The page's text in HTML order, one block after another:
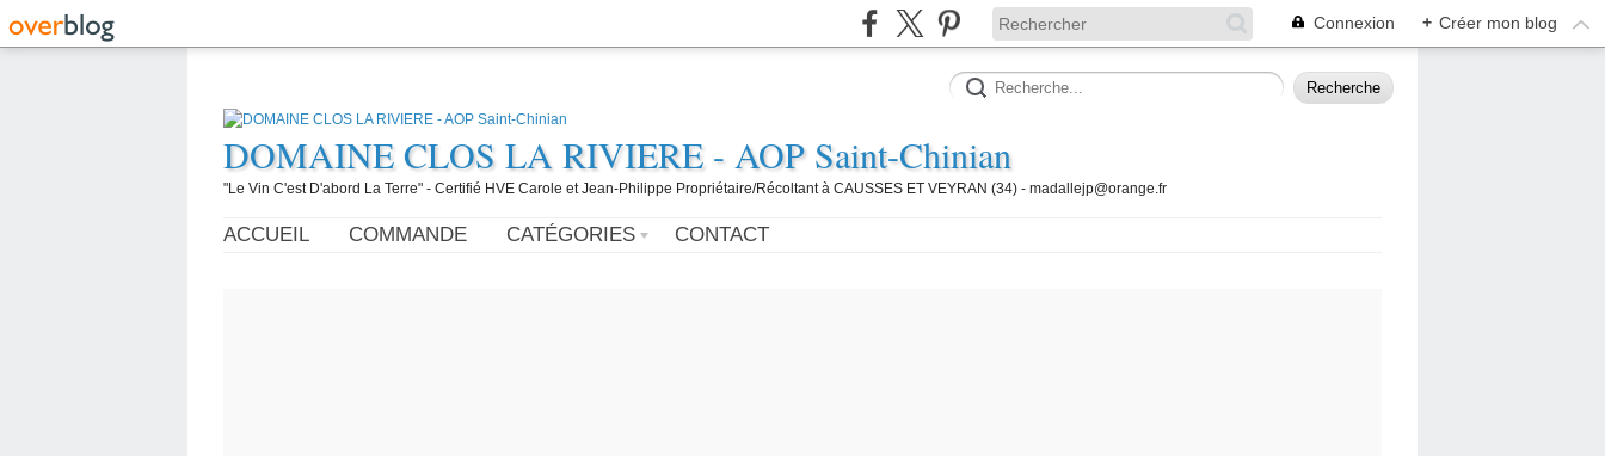
Connexion + Créer mon blog
DOMAINE CLOS LA RIVIERE - AOP Saint-Chinian
"Le Vin C'est D'abord La Terre" - Certifié HVE Carole et Jean-Philippe Propriétaire/Récoltant à CAUSSES ET VEYRAN (34) - madallejp@orange.fr
ACCUEIL COMMANDE CATÉGORIES CONTACT